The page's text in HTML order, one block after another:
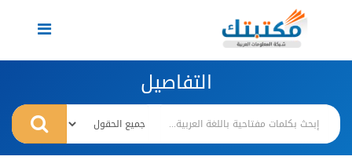
Toggle
navigation
التفاصيل